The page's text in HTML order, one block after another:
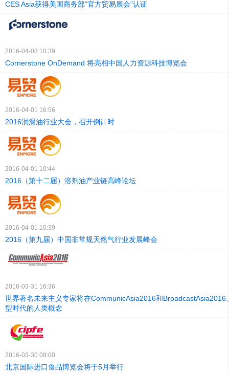
CES Asia获得美国商务部“官方贸易展会”认证
2016-04-08 10:39
Cornerstone OnDemand 将亮相中国人力资源科技博览会
2016-04-01 16:56
2016润滑油行业大会，召开倒计时
2016-04-01 10:44
2016（第十二届）溶剂油产业链高峰论坛
2016-04-01 10:39
2016（第九届）中国非常规天然气行业发展峰会
2016-03-31 16:36
世界著名未来主义专家将在CommunicAsia2016和BroadcastAsia2016
型时代的人类概念
2016-03-30 08:00
北京国际进口食品博览会将于5月举行